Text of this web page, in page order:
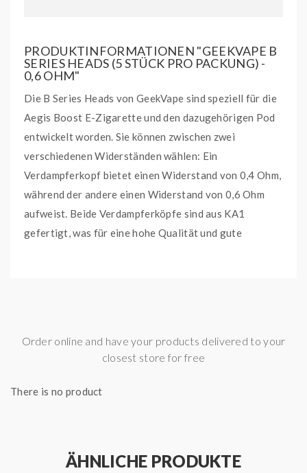
PRODUKTINFORMATIONEN "GEEKVAPE B
SERIES HEADS (5 STÜCK PRO PACKUNG) -
0,6 OHM"
Die B Series Heads von GeekVape sind speziell für die
Aegis Boost E-Zigarette und den dazugehörigen Pod
entwickelt worden. Sie können zwischen zwei
verschiedenen Widerständen wählen: Ein
Verdampferkopf bietet einen Widerstand von 0,4 Ohm,
während der andere einen Widerstand von 0,6 Ohm
aufweist. Beide Verdampferköpfe sind aus KA1
gefertigt, was für eine hohe Qualität und gute
Widerstand: 0,6 Ohm
Leistungsbereich: 15 - 25 Watt
GeekVape Aegis Boost E-Zigaretten Set
Order online and have your products delivered to your
closest store for free
There is no product
ÄHNLICHE PRODUKTE